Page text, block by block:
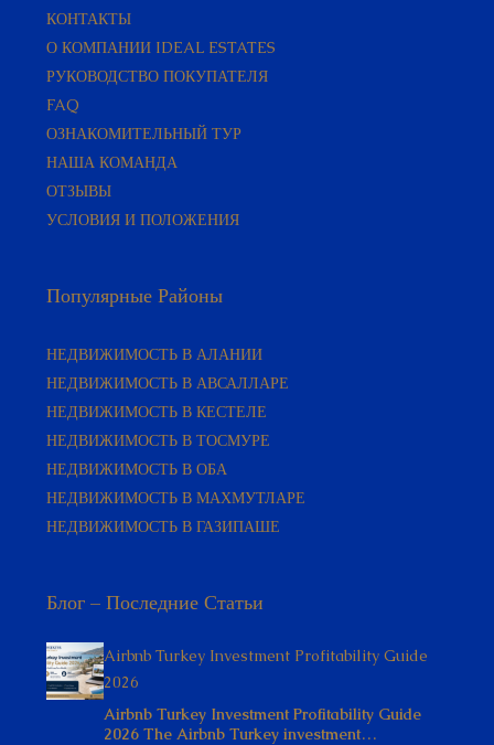
КОНТАКТЫ
О КОМПАНИИ IDEAL ESTATES
РУКОВОДСТВО ПОКУПАТЕЛЯ​
FAQ
ОЗНАКОМИТЕЛЬНЫЙ ТУР
НАША КОМАНДА
ОТЗЫВЫ
УСЛОВИЯ И ПОЛОЖЕНИЯ
Популярные Районы
НЕДВИЖИМОСТЬ В АЛАНИИ
НЕДВИЖИМОСТЬ В АВСАЛЛАРЕ
НЕДВИЖИМОСТЬ В КЕСТЕЛЕ
НЕДВИЖИМОСТЬ В ТОСМУРЕ
НЕДВИЖИМОСТЬ В ОБА
НЕДВИЖИМОСТЬ В МАХМУТЛАРЕ
НЕДВИЖИМОСТЬ В ГАЗИПАШЕ
Блог – Последние Статьи
Airbnb Turkey Investment Profitability Guide
2026
Airbnb Turkey Investment Profitability Guide
2026 The Airbnb Turkey investment…